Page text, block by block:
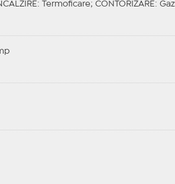
: Termoficare; CONTORIZARE :